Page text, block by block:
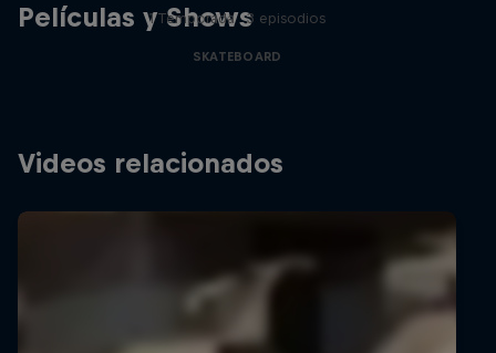
Películas y Shows
1 Temporada · 3 episodios
SKATEBOARD
Videos relacionados